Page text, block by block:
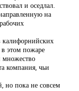
и оседлал.
на
калифорнийских
этом пожаре
множество
компания, чьи
но пока не совсем